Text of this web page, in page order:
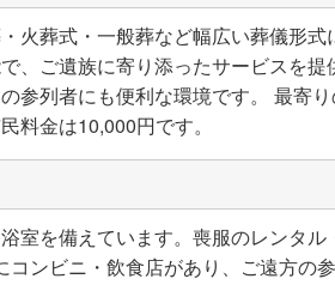
火葬式・一般葬など幅広い葬儀形
、ご遺族に寄り添ったサービスを
参列者にも便利な環境です。 最寄
料金は10,000円です。
室を備えています。喪服のレンタ
ンビニ・飲食店があり、ご遠方の